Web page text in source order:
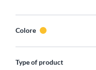
Colore
Type of product